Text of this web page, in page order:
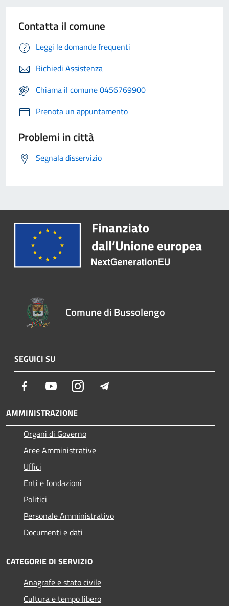
Contatta il comune
Leggi le domande frequenti
Richiedi Assistenza
Chiama il comune 0456769900
Prenota un appuntamento
Problemi in città
Segnala disservizio
Comune di Bussolengo
SEGUICI SU
Facebook YoutubeInstagram
AMMINISTRAZIONE
Organi di Governo
Aree Amministrative
Uffici
Enti e fondazioni
Politici
Personale Amministrativo
Documenti e dati
CATEGORIE DI SERVIZIO
Anagrafe e stato civile
Cultura e tempo libero